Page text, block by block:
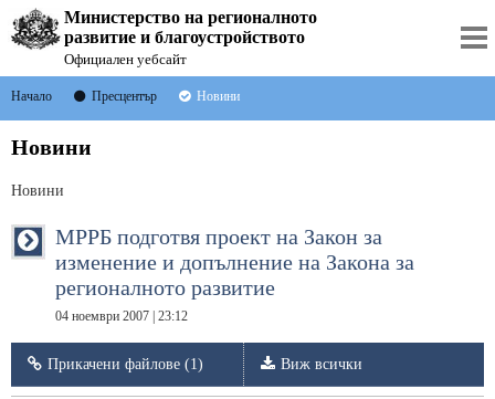
Министерство на регионалното
развитие и благоустройството
Официален уебсайт
Начало Пресцентър Новини
Новини
Новини
МРРБ подготвя проект на Закон за
изменение и допълнение на Закона за
регионалното развитие
04 ноември 2007 | 23:12
Прикачени файлове (1) Виж всички